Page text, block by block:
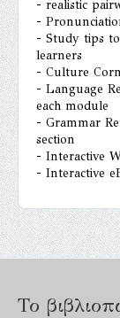
- realistic
-
- Study tips
learners
- Culture
- Language
each module
- Grammar
section
- Interactive
- Interactive
Το